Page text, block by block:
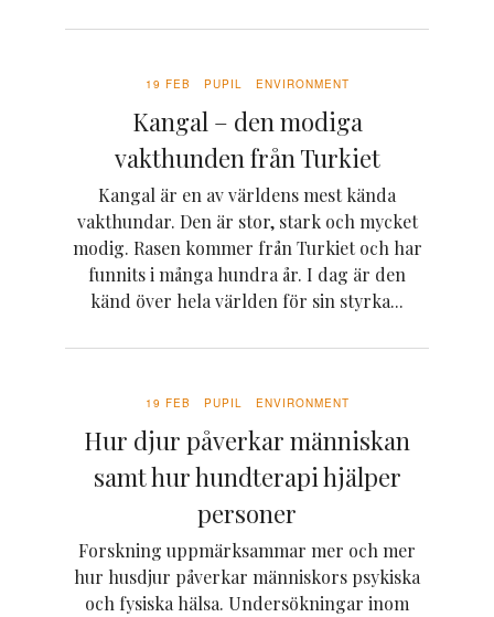
19 FEB PUPIL ENVIRONMENT
Kangal – den modiga
vakthunden från Turkiet
Kangal är en av världens mest kända
vakthundar. Den är stor, stark och mycket
modig. Rasen kommer från Turkiet och har
funnits i många hundra år. I dag är den
känd över hela världen för sin styrka...
19 FEB PUPIL ENVIRONMENT
Hur djur påverkar människan
samt hur hundterapi hjälper
personer
Forskning uppmärksammar mer och mer
hur husdjur påverkar människors psykiska
och fysiska hälsa. Undersökningar inom